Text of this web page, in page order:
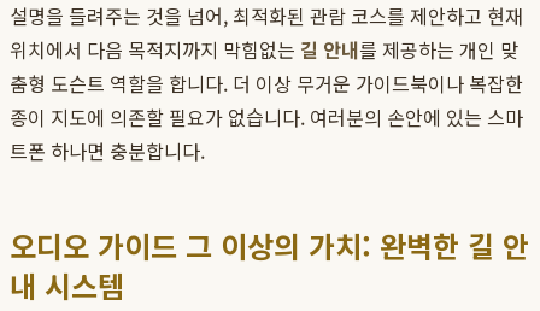
설명을 들려주는 것을 넘어, 최적화된 관람 코스를 제안하고 현재
위치에서 다음 목적지까지 막힘없는 길 안내를 제공하는 개인 맞
춤형 도슨트 역할을 합니다. 더 이상 무거운 가이드북이나 복잡한
종이 지도에 의존할 필요가 없습니다. 여러분의 손안에 있는 스마
트폰 하나면 충분합니다.
오디오 가이드 그 이상의 가치: 완벽한 길 안
내 시스템